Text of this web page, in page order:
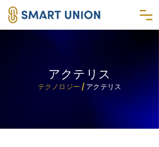
アクテリス
テクノロジー / アクテリス